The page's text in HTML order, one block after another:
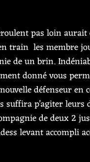
pas loin
train les membre
de un brin.
donné vous
défenseur
p’agiter
de deux 2
levant accompli